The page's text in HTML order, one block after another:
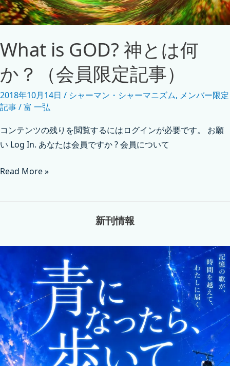
What is GOD? 神とは何
か？（会員限定記事）
2018年10月14日 / シャーマン・シャーマニズム, メンバー限定
記事/富 一弘
コンテンツの残りを閲覧するにはログインが必要です。 お願
い Log In. あなたは会員ですか ? 会員について
Read More »
新刊情報